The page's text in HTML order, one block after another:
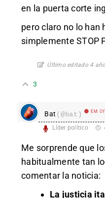
en la puerta corte
pero claro no lo han
simplemente STOP
Último editado 4
3
Bat (@bat) EM
Líder político
Me sorprende que
habitualmente tan
comentar la noticia:
La justicia